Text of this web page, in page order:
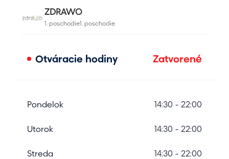
Otváracie hodiny Zatvorené
Pondelok 14:30 - 22:00
Utorok 14:30 - 22:00
Streda 14:30 - 22:00